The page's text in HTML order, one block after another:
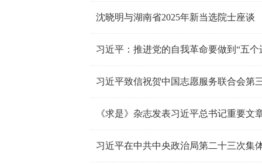
沈晓明与湖南省2025年新当选院士座谈
习近平：推进党的自我革命要做到“五个
习近平致信祝贺中国志愿服务联合会第